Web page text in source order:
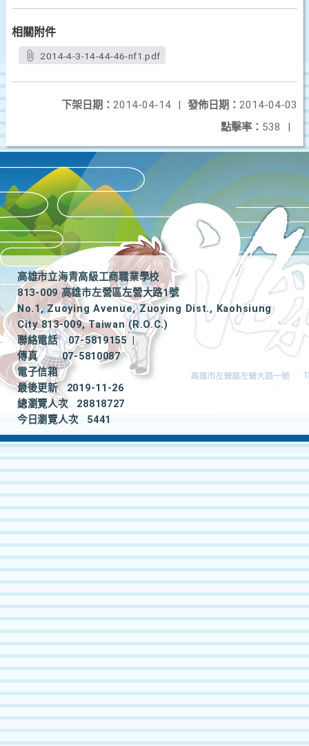
相關附件
2014-4-3-14-44-46-nf1.pdf
發佈日期： 2014-04-03
下架日期： 2014-04-14
|
點擊率： 538 |
高雄市立海青高級工商職業學校
813-009 高雄市左營區左營大路1號
No.1, Zuoying Avenue, Zuoying Dist., Kaohsiung
City 813-009, Taiwan (R.O.C.)
聯絡電話
07-5819155
|
傳真
07-5810087
電子信箱
最後更新
2019-11-26
總瀏覽人次
28818727
今日瀏覽人次
5441